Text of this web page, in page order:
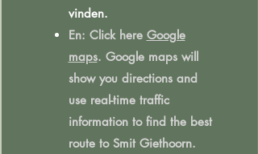
vinden.
En: Click here Google
maps. Google maps will
show you directions and
use real-time traffic
information to find the best
route to Smit Giethoorn.